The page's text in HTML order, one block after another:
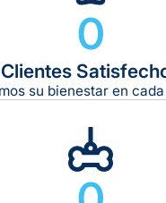
entrega estimado: 5 a 7
de $599 o más
0
Clientes
su bienestar en